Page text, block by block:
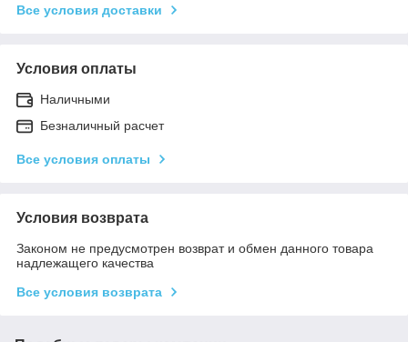
Все условия доставки
Условия оплаты
Наличными
Безналичный расчет
Все условия оплаты
Условия возврата
Законом не предусмотрен возврат и обмен данного товара
надлежащего качества
Все условия возврата